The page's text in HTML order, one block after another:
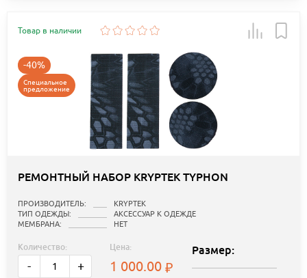
Товар в наличии
-40%
Специальное
предложение
РЕМОНТНЫЙ НАБОР KRYPTEK TYPHON
ПРОИЗВОДИТЕЛЬ:
KRYPTEK
ТИП ОДЕЖДЫ:
АКСЕССУАР К ОДЕЖДЕ
МЕМБРАНА:
НЕТ
Количество:
- +
Цена:
1 000.00
Размер: